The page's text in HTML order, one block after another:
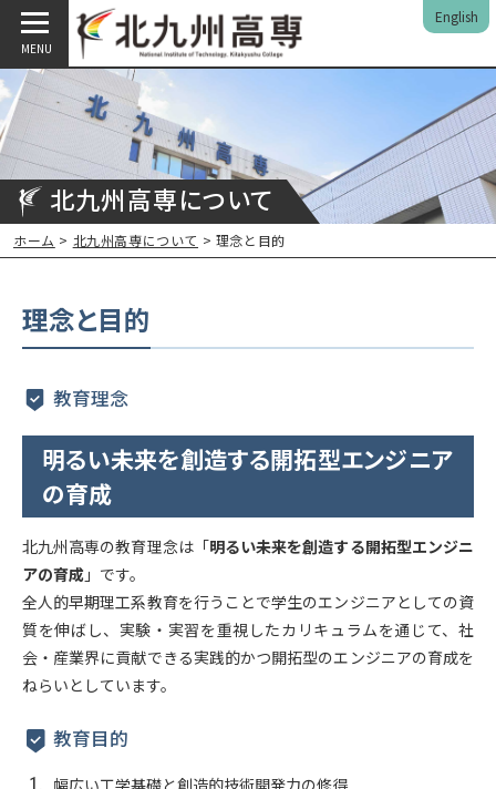
MENU
English
北九州高専について
ホーム > 北九州高専について > 理念と目的
理念と目的
教育理念
明るい未来を創造する開拓型エンジニア
の育成
北九州高専の教育理念は「明るい未来を創造する開拓型エンジニ
アの育成 」です。
全人的早期理工系教育を行うことで学生のエンジニアとしての資
質を伸ばし、実験・実習を重視したカリキュラムを通じて、社
会・産業界に貢献できる実践的かつ開拓型のエンジニアの育成を
ねらいとしています。
教育目的
幅広い工学基礎と創造的技術開発力の修得